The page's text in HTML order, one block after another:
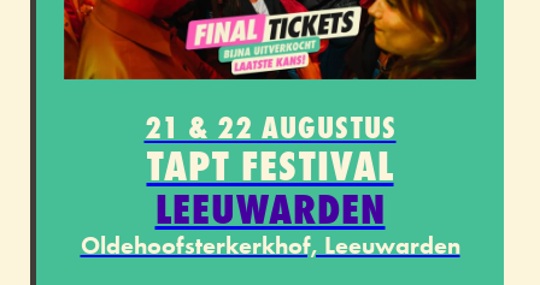
21 & 22 AUGUSTUS
TAPT FESTIVAL
LEEUWARDEN
Oldehoofsterkerkhof, Leeuwarden